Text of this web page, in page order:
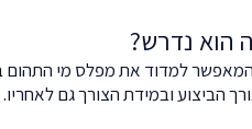
הוא נדרש?
למדוד את מפלס מי התהום
הביצוע ובמידת הצורך גם לאחריו.